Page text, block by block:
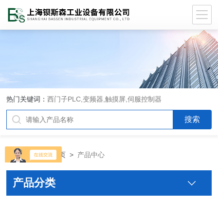
热门关键词：西门子PLC,变频器,触摸屏,伺服控制器
当前位置：首页 > 产品中心
产品分类